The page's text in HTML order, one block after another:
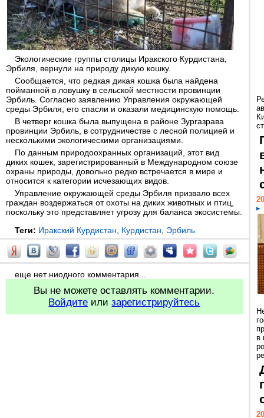
Экологические группы столицы Иракского Курдистана,
Эрбиля, вернули на природу дикую кошку.
Сообщается, что редкая дикая кошка была найдена
пойманной в ловушку в сельской местности провинции
Эрбиль. Согласно заявлению Управления окружающей
среды Эрбиля, его спасли и оказали медицинскую помощь.
В четверг кошка была выпущена в районе Зургазрава
провинции Эрбиль, в сотрудничестве с лесной полицией и
несколькими экологическими организациями.
По данным природоохранных организаций, этот вид
диких кошек, зарегистрированный в Международном союзе
охраны природы, довольно редко встречается в мире и
относится к категории исчезающих видов.
Управление окружающей среды Эрбиля призвало всех
граждан воздержаться от охоты на диких животных и птиц,
поскольку это представляет угрозу для баланса экосистемы.
Теги: Иракский Курдистан Курдистан Эрбиль
еще нет ниодного комментария...
Вы не можете оставлять комментарии.
Войдите илизарегистрируйтесь
в